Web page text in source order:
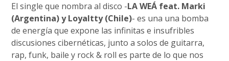
El single que nombra al disco -LA WEÁ feat. Marki
(Argentina) y Loyaltty (Chile)- es una una bomba
de energía que expone las infinitas e insufribles
discusiones cibernéticas, junto a solos de guitarra,
rap, funk, baile y rock & roll es parte de lo que nos